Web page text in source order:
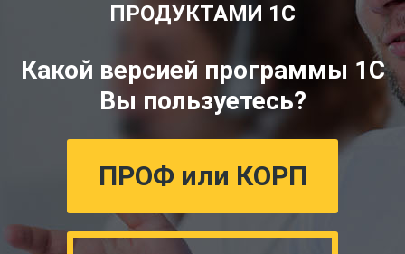
ПРОДУКТАМИ 1С
Какой версией программы 1С
Вы пользуетесь?
ПРОФ или КОРП